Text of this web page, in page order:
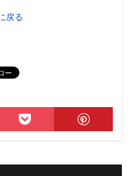
戻る